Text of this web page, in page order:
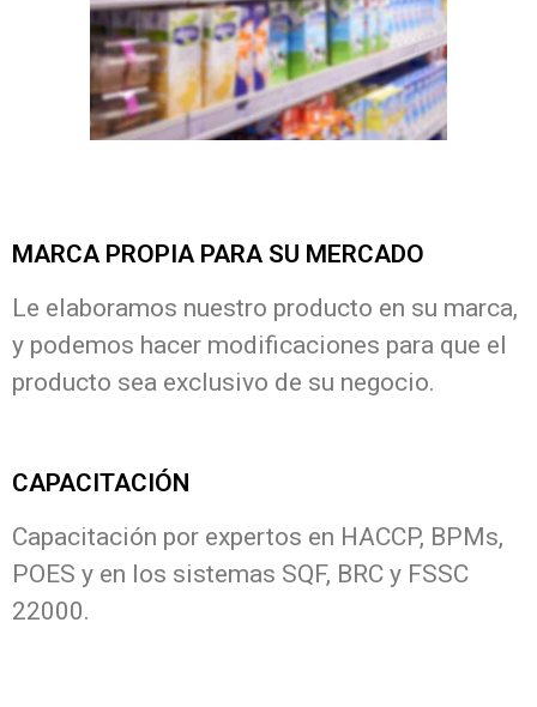
MARCA PROPIA PARA SU MERCADO
Le elaboramos nuestro producto en su marca,
y podemos hacer modificaciones para que el
producto sea exclusivo de su negocio.
CAPACITACIÓN
Capacitación por expertos en HACCP, BPMs,
POES y en los sistemas SQF, BRC y FSSC
22000.